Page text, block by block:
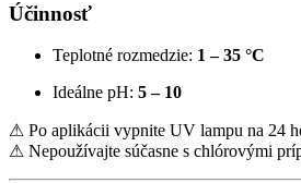
Účinnosť
Teplotné rozmedzie: 1 – 35 °C
Ideálne pH: 5 – 10
⚠ Po aplikácii vypnite UV lampu na 24
⚠ Nepoužívajte súčasne s chlórovými